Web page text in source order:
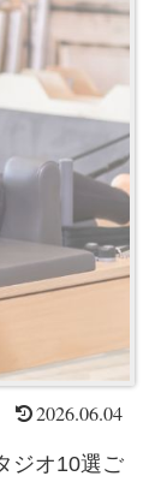
2026.06.04
ジオ10選ご